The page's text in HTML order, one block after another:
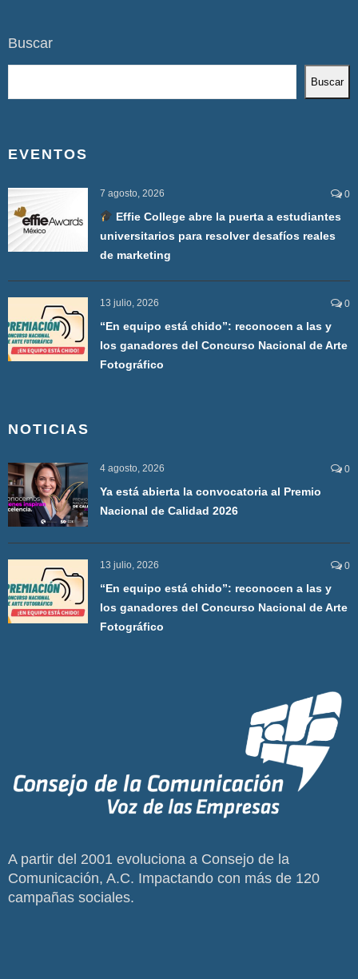
Buscar
Buscar
EVENTOS
7 agosto, 2026 0
Effie College abre la puerta a estudiantes
universitarios para resolver desafíos reales
de marketing
13 julio, 2026 0
“En equipo está chido”: reconocen a las y
los ganadores del Concurso Nacional de Arte
Fotográfico
NOTICIAS
4 agosto, 2026 0
Ya está abierta la convocatoria al Premio
Nacional de Calidad 2026
13 julio, 2026 0
“En equipo está chido”: reconocen a las y
los ganadores del Concurso Nacional de Arte
Fotográfico
A partir del 2001 evoluciona a Consejo de la
Comunicación, A.C. Impactando con más de 120
campañas sociales.